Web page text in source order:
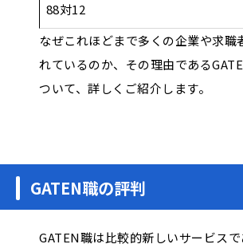
88対12
なぜこれほどまで多くの企業や求職
れているのか、その理由である
ついて、詳しくご紹介します。
GATEN職の評判
GATEN職は比較的新しいサービス